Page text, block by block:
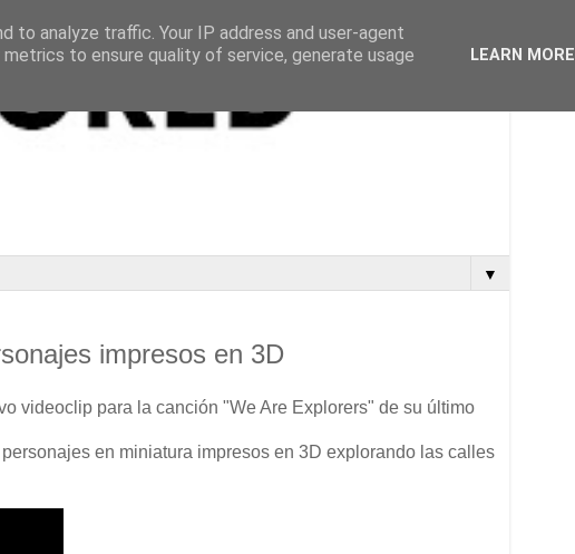
▼
impresos en 3D
videoclip para la canción "We Are Explorers" de su último
en miniatura impresos en 3D explorando las calles
to analyze traffic. Your IP address and user-agent
to ensure quality of service, generate usage
LEARN MORE